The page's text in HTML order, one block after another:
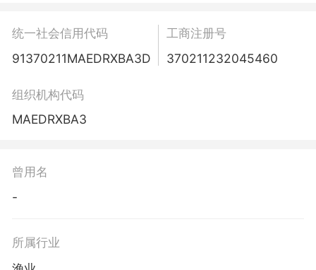
统一社会信用代码
91370211MAEDRXBA3D
工商注册号
370211232045460
组织机构代码
MAEDRXBA3
曾用名
-
所属行业